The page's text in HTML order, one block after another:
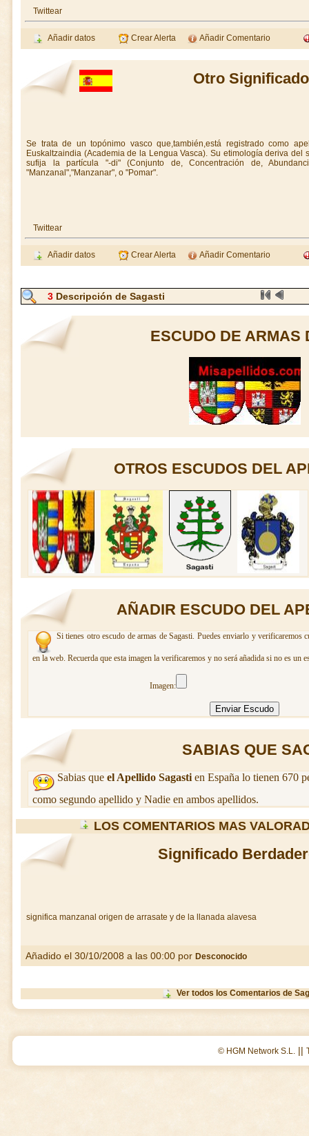
Twittear
Añadir datos Crear Alerta Añadir Comentario
Otro
Se trata de un topónimo vasco que,también,está registrado como
Euskaltzaindia (Academia de la Lengua Vasca). Su etimología deriva del
sufija la partícula "-di" (Conjunto de, Concentración de,
"Manzanal","Manzanar", o "Pomar".
Twittear
Añadir datos Crear Alerta Añadir Comentario
3Descripción de Sagasti
ESCUDO DE ARMAS
OTROS ESCUDOS DEL
AÑADIR ESCUDO DEL
Si tienes otro escudo de armas de Sagasti. Puedes enviarlo y verificaremos
en la web. Recuerda que esta imagen la verificaremos y no será añadida si no es un
Imagen:
SABIAS QUE
Sabias que el Apellido Sagastien España lo tienen 670
como segundo apellido y Nadie en ambos apellidos.
LOS COMENTARIOS MAS
Significado
significa manzanal origen de arrasate y de la llanada alavesa
Añadido el 30/10/2008 a las 00:00 por Desconocido
Ver todos los Comentarios de
© HGM Network S.L. ||